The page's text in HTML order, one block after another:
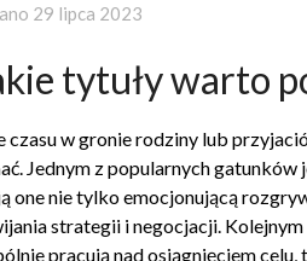
29 lipca 2023
tytuły warto
w gronie rodziny lub
Jednym z popularnych
one nie tylko emocjonującą
strategii i negocjacji.
pracują nad osiągnięciem celu,